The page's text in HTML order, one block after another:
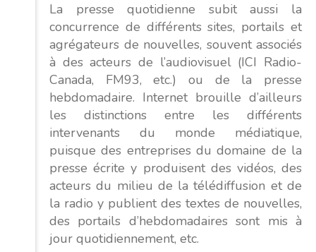
La presse quotidienne subit aussi la
concurrence de différents sites, portails et
agrégateurs de nouvelles, souvent associés
à des acteurs de l’audiovisuel (ICI Radio-
Canada, FM93, etc.) ou de la presse
hebdomadaire. Internet brouille d’ailleurs
les distinctions entre les différents
intervenants du monde médiatique,
puisque des entreprises du domaine de la
presse écrite y produisent des vidéos, des
acteurs du milieu de la télédiffusion et de
la radio y publient des textes de nouvelles,
des portails d’hebdomadaires sont mis à
jour quotidiennement, etc.